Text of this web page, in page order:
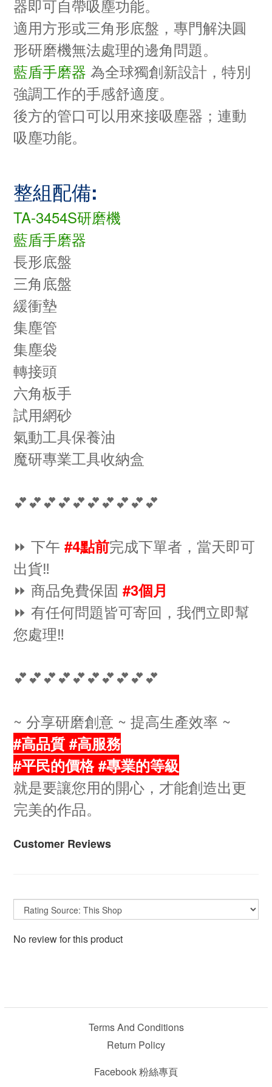
器即可自帶吸塵功能。
適用方形或三角形底盤，專門解決圓
形研磨機無法處理的邊角問題。
藍盾手磨器 為全球獨創新設計 ，特別
強調工作的手感舒適度。
後方的管口可以用來接吸塵器； 連動
吸塵功能。
整組配備:
TA-3454S研磨機
藍盾手磨器
長形底盤
三角底盤
緩衝墊
集塵管
集塵袋
轉接頭
六角板手
試用網砂
氣動工具保養油
魔研專業工具收納盒
💕💕💕💕💕💕💕💕💕💕
⏩ 下午 #4點前完成下單者，當天即可
出貨‼️
⏩ 商品免費保固 #3個月
⏩ 有任何問題皆可寄回，我們立即幫
您處理‼️
💕💕💕💕💕💕💕💕💕💕
~ 分享研磨創意 ~ 提高生產效率 ~
#高品質 #高服務
#平民的價格 #專業的等級
就是要讓您用的開心，才能創造出更
完美的作品。
Customer Reviews
No review for this product
Terms And Conditions
Return Policy
Facebook 粉絲專頁